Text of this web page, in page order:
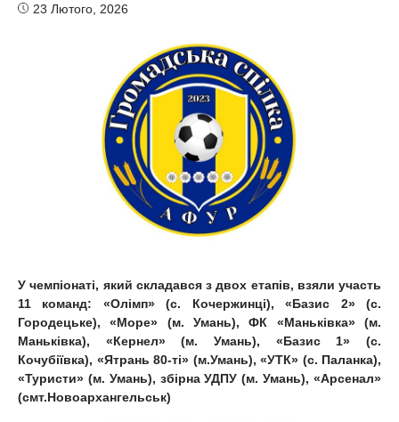
23 Лютого, 2026
У чемпіонаті, який складався з двох етапів, взяли участь
11 команд: «Олімп» (с. Кочержинці), «Базис 2» (с.
Городецьке), «Море» (м. Умань), ФК «Маньківка» (м.
Маньківка), «Кернел» (м. Умань), «Базис 1» (с.
Кочубіївка), «Ятрань 80-ті» (м.Умань), «УТК» (с. Паланка),
«Туристи» (м. Умань), збірна УДПУ (м. Умань), «Арсенал»
(смт.Новоархангельськ)